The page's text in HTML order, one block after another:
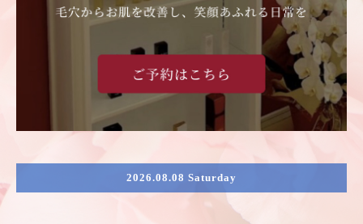
2026.08.08 Saturday